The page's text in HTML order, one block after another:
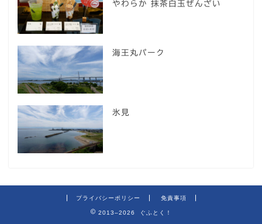
やわらか 抹茶白玉ぜんざい
海王丸パーク
氷見
プライバシーポリシー 免責事項
2013–2026 ぐふとく！